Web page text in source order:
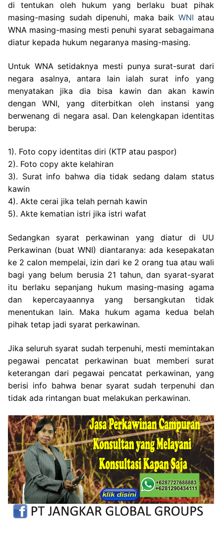
di tentukan oleh hukum yang berlaku buat pihak
masing-masing sudah dipenuhi, maka baik WNI atau
WNA masing-masing mesti penuhi syarat sebagaimana
diatur kepada hukum negaranya masing-masing.
Untuk WNA setidaknya mesti punya surat-surat dari
negara asalnya, antara lain ialah surat info yang
menyatakan jika dia bisa kawin dan akan kawin
dengan WNI, yang diterbitkan oleh instansi yang
berwenang di negara asal. Dan kelengkapan identitas
berupa:
1). Foto copy identitas diri (KTP atau paspor)
2). Foto copy akte kelahiran
3). Surat info bahwa dia tidak sedang dalam status
kawin
4). Akte cerai jika telah pernah kawin
5). Akte kematian istri jika istri wafat
Sedangkan syarat perkawinan yang diatur di UU
Perkawinan (buat WNI) diantaranya: ada kesepakatan
ke 2 calon mempelai, izin dari ke 2 orang tua atau wali
bagi yang belum berusia 21 tahun, dan syarat-syarat
itu berlaku sepanjang hukum masing-masing agama
dan kepercayaannya yang bersangkutan tidak
menentukan lain. Maka hukum agama kedua belah
pihak tetap jadi syarat perkawinan.
Jika seluruh syarat sudah terpenuhi, mesti memintakan
pegawai pencatat perkawinan buat memberi surat
keterangan dari pegawai pencatat perkawinan, yang
berisi info bahwa benar syarat sudah terpenuhi dan
tidak ada rintangan buat melakukan perkawinan.